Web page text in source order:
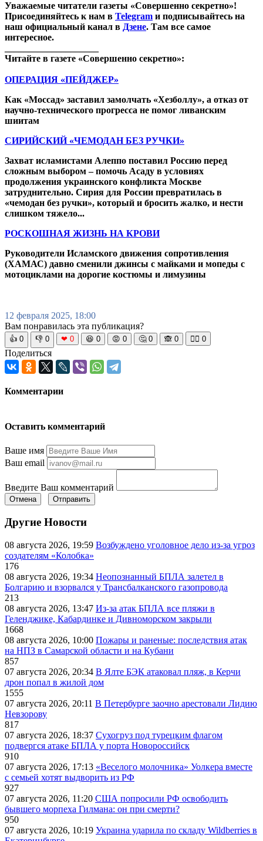
Уважаемые читатели газеты «Совершенно секретно»!
Присоединяйтесь к нам в Telegram и подписывайтесь на
наш официальный канал в Дзене. Там все самое
интересное.
Читайте в газете «Совершенно секретно»:
ОПЕРАЦИЯ «ПЕЙДЖЕР»
Как «Моссад» заставил замолчать «Хезболлу», а отказ от
научно-технического прогресса не помог ливанским
шиитам
СИРИЙСКИЙ «ЧЕМОДАН БЕЗ РУЧКИ»
Захват исламистами Алеппо поставил Россию перед
сложным выбором – помочь Асаду в условиях
продолжения украинского конфликта Москве
затруднительно. Сирия для России превратилась в
«чемодан без ручки», который и бросить жалко, и нести
слишком тяжело...
РОСКОШНАЯ ЖИЗНЬ НА КРОВИ
Руководители Исламского движения сопротивления
(ХАМАС) давно сменили джинсы с майками и мопеды с
мотоциклами на дорогие костюмы и лимузины
12 февраля 2025, 18:00
Вам понравилась эта публикация?
👍 0 👎 0 ❤ 0 😆 0 😡 0 🤔 0 🙈 0 🧘‍♀️ 0
Поделиться
Комментарии
Оставить комментарий
Ваше имя
Ваш email
Введите Ваш комментарий
Отмена Отправить
Другие Новости
08 августа 2026, 19:59 Возбуждено уголовное дело из-за угроз
создателям «Колобка»
176
08 августа 2026, 19:34 Неопознанный БПЛА залетел в
Болгарию и взорвался у Трансбалканского газопровода
213
08 августа 2026, 13:47 Из-за атак БПЛА все пляжи в
Геленджике, Кабардинке и Дивноморском закрыли
1668
08 августа 2026, 10:00 Пожары и раненые: последствия атак
на НПЗ в Самарской области и на Кубани
857
07 августа 2026, 20:34 В Ялте БЭК атаковал пляж, в Керчи
дрон попал в жилой дом
1555
07 августа 2026, 20:11 В Петербурге заочно арестовали Лидию
Невзорову
817
07 августа 2026, 18:37 Сухогруз под турецким флагом
подвергся атаке БПЛА у порта Новороссийск
910
07 августа 2026, 17:13 «Веселого молочника» Уолкера вместе
с семьей хотят выдворить из РФ
927
07 августа 2026, 11:20 США попросили РФ освободить
бывшего морпеха Гилмана: он при смерти?
950
07 августа 2026, 10:19 Украина ударила по складу Wildberries в